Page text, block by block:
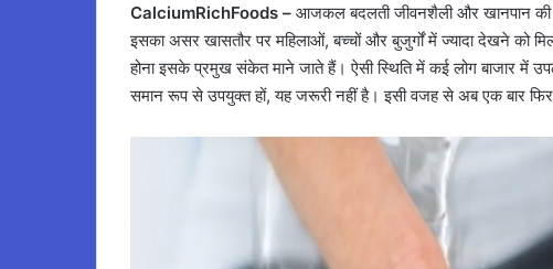
CalciumRichFoods – आजकल बदलती जीवनशैली और खानपान की
इसका असर खासतौर पर महिलाओं, बच्चों और बुजुर्गों में ज्यादा देखने को
होना इसके प्रमुख संकेत माने जाते हैं। ऐसी स्थिति में कई लोग बाजार में
समान रूप से उपयुक्त हों, यह जरूरी नहीं है। इसी वजह से अब एक बार